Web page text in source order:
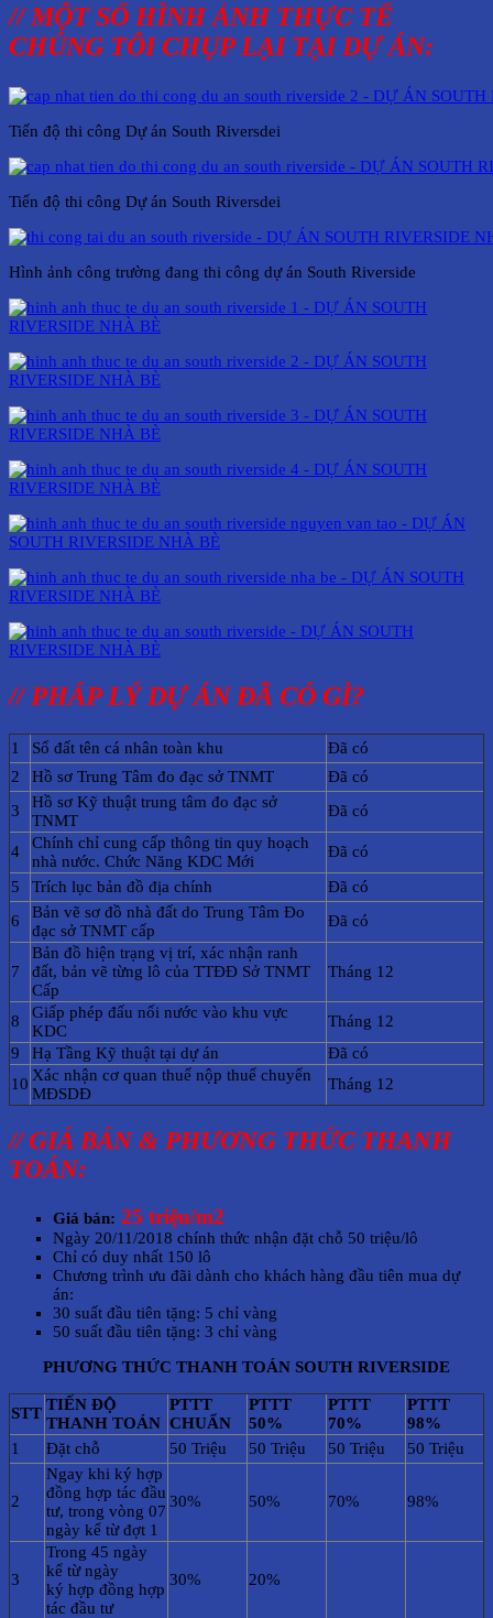
// MỘT SỐ HÌNH ẢNH THỰC TẾ
CHÚNG TÔI CHỤP LẠI TẠI DỰ ÁN:
Tiến độ thi công Dự án South Riversdei
Tiến độ thi công Dự án South Riversdei
Hình ảnh công trường đang thi công dự án South Riverside
// PHÁP LÝ DỰ ÁN ĐÃ CÓ GÌ?
1 Sổ đất tên cá nhân toàn khu
Đã có
2
Hồ sơ Trung Tâm đo đạc sở TNMT
Đã có
3
Hồ sơ Kỹ thuật trung tâm đo đạc sở
TNMT
Đã có
4
Chính chỉ cung cấp thông tin quy hoạch
nhà nước. Chức Năng KDC Mới
Đã có
5
Trích lục bản đồ địa chính
Đã có
6
Bản vẽ sơ đồ nhà đất do Trung Tâm Đo
đạc sở TNMT cấp
Đã có
7
Bản đồ hiện trạng vị trí, xác nhận ranh
đất, bản vẽ từng lô của TTĐĐ Sở TNMT
Cấp
Tháng 12
8
Giấp phép đấu nối nước vào khu vực
KDC
Tháng 12
9
Hạ Tầng Kỹ thuật tại dự án
Đã có
10 Xác nhận cơ quan thuế nộp thuế chuyển
MĐSDĐ
Tháng 12
// GIÁ BÁN & PHƯƠNG THỨC THANH
TOÁN:
Giá bán: 25 triệu/m2
Ngày 20/11/2018 chính thức nhận đặt chỗ 50 triệu/lô
Chỉ có duy nhất 150 lô
Chương trình ưu đãi dành cho khách hàng đầu tiên mua dự
án:
30 suất đầu tiên tặng: 5 chỉ vàng
50 suất đầu tiên tặng: 3 chỉ vàng
PHƯƠNG THỨC THANH TOÁN SOUTH RIVERSIDE
STT TIẾN ĐỘ
THANH TOÁN
PTTT
CHUẨN
PTTT
50%
PTTT
70%
PTTT
98%
1
Đặt chỗ 50 Triệu 50 Triệu 50 Triệu 50 Triệu
2
Ngay khi ký hợp
đồng hợp tác đầu
tư, trong vòng 07
ngày kể từ đợt 1
30% 50% 70% 98%
3
Trong 45 ngày
kể từ ngày
ký hợp đồng hợp
tác đầu tư
30% 20%